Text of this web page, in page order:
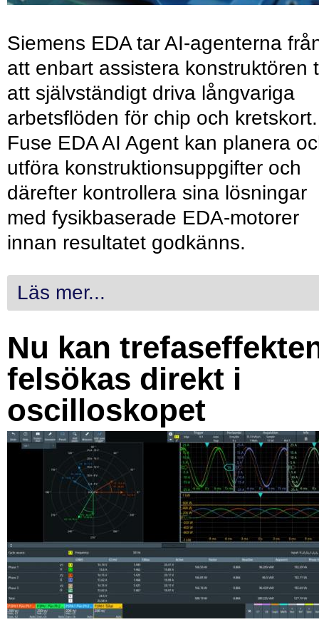
Siemens EDA tar AI-agenterna
att enbart assistera konstruktören
att självständigt driva långvariga
arbetsflöden för chip och kretskort.
Fuse EDA AI Agent kan planera
utföra konstruktionsuppgifter och
därefter kontrollera sina lösningar
med fysikbaserade EDA-motorer
innan resultatet godkänns.
Läs mer...
Nu kan
felsökas direkt i
oscilloskopet